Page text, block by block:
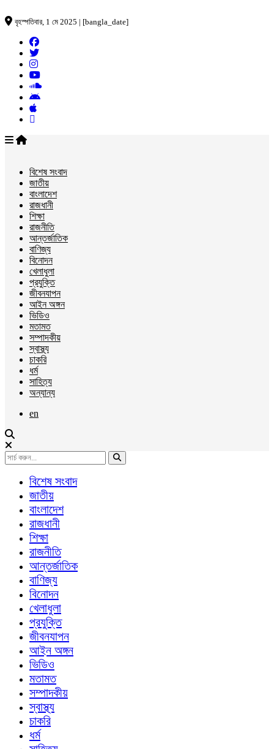
বৃহস্পতিবার, 1 মে 2025 | [bangla_date]
বিশেষ সংবাদ
জাতীয়
বাংলাদেশ
রাজধানী
শিক্ষা
রাজনীতি
আন্তর্জাতিক
বাণিজ্য
বিনোদন
খেলাধুলা
প্রযুক্তি
জীবনযাপন
আইন অঙ্গন
ভিডিও
মতামত
সম্পাদকীয়
স্বাস্থ্য
চাকরি
ধর্ম
সাহিত্য
অন্যান্য
en
বিশেষ সংবাদ
জাতীয়
বাংলাদেশ
রাজধানী
শিক্ষা
রাজনীতি
আন্তর্জাতিক
বাণিজ্য
বিনোদন
খেলাধুলা
প্রযুক্তি
জীবনযাপন
আইন অঙ্গন
ভিডিও
মতামত
সম্পাদকীয়
স্বাস্থ্য
চাকরি
ধর্ম